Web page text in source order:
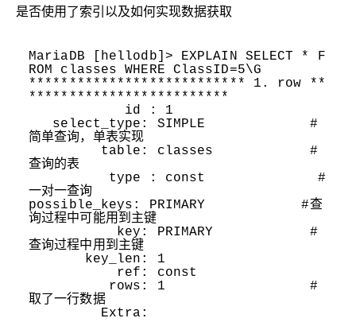
是否使用了索引以及如何实现数据获取
MariaDB [hellodb]> EXPLAIN SELECT * F
ROM classes WHERE ClassID=5\G
*************************** 1. row **
*************************
id
: 1
select_type: SIMPLE
#
简单查询，单表实现
table: classes
#
查询的表
type
: const
#
一对一查询
possible_keys: PRIMARY
#查
询过程中可能用到主键
key: PRIMARY
#
查询过程中用到主键
key_len: 1
ref: const
rows: 1
#
取了一行数据
Extra: